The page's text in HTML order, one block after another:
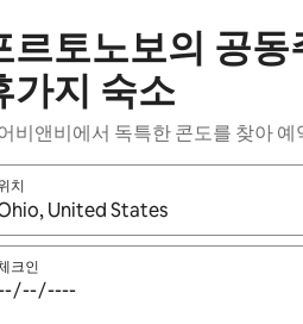
르토노보의 공동
가지 숙소
비앤비에서 독특한 콘도를 찾아 예
치
과가 나오면 위·아래 화살표 키를 사용
크인